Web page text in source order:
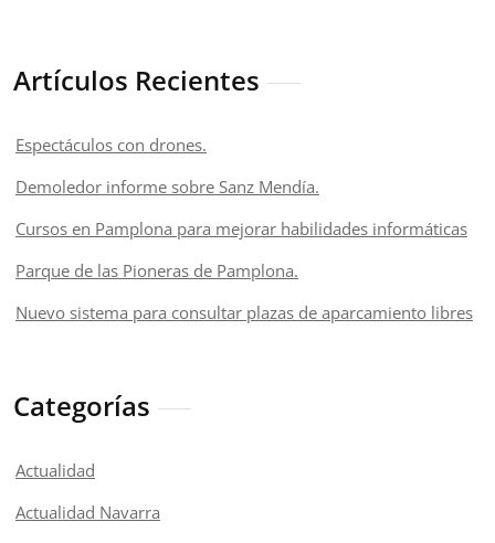
Artículos Recientes
Espectáculos con drones.
Demoledor informe sobre Sanz Mendía.
Cursos en Pamplona para mejorar habilidades informáticas
Parque de las Pioneras de Pamplona.
Nuevo sistema para consultar plazas de aparcamiento libres
Categorías
Actualidad
Actualidad Navarra